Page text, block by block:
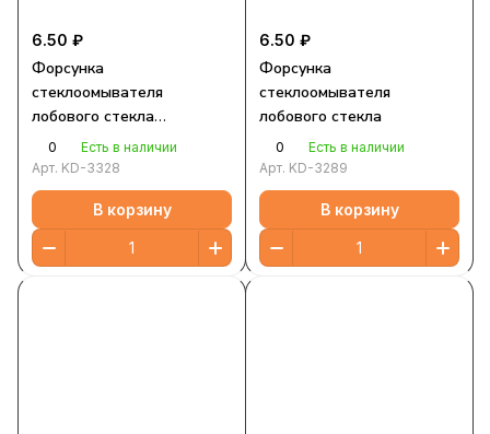
6.50 ₽
Форсунка
стеклоомывателя
лобового стекла
универсальная
0
Есть в наличии
Арт. KD-3328
В корзину
6.50 ₽
Форсунка
стеклоомывателя
лобового стекла
0
Есть в наличии
Арт. KD-3289
В корзину